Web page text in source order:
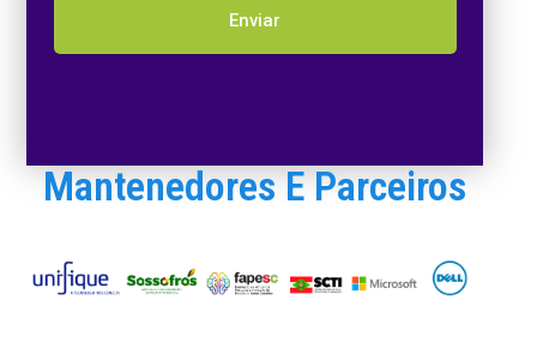
Enviar
Mantenedores E Parceiros